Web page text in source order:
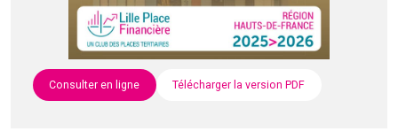
Consulter en ligne Télécharger la version PDF